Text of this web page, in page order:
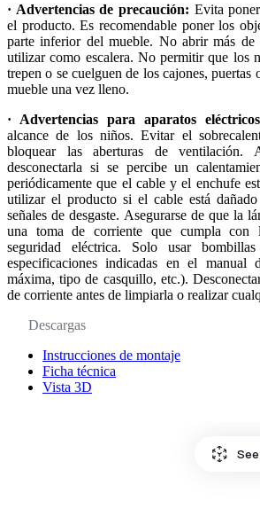
· Advertencias de precaución: Evita
el producto. Es recomendable poner los
parte inferior del mueble. No abrir más
utilizar como escalera. No permitir que los
trepen o se cuelguen de los cajones, puertas
mueble una vez lleno.
· Advertencias para aparatos
alcance de los niños. Evitar el
bloquear las aberturas de ventilación.
desconectarla si se percibe un
periódicamente que el cable y el enchufe
utilizar el producto si el cable está
señales de desgaste. Asegurarse de que la
una toma de corriente que cumpla con
seguridad eléctrica. Solo usar
especificaciones indicadas en el manual
máxima, tipo de casquillo, etc.).
de corriente antes de limpiarla o realizar
Descargas
Instrucciones de montaje
Ficha técnica
Vista 3D